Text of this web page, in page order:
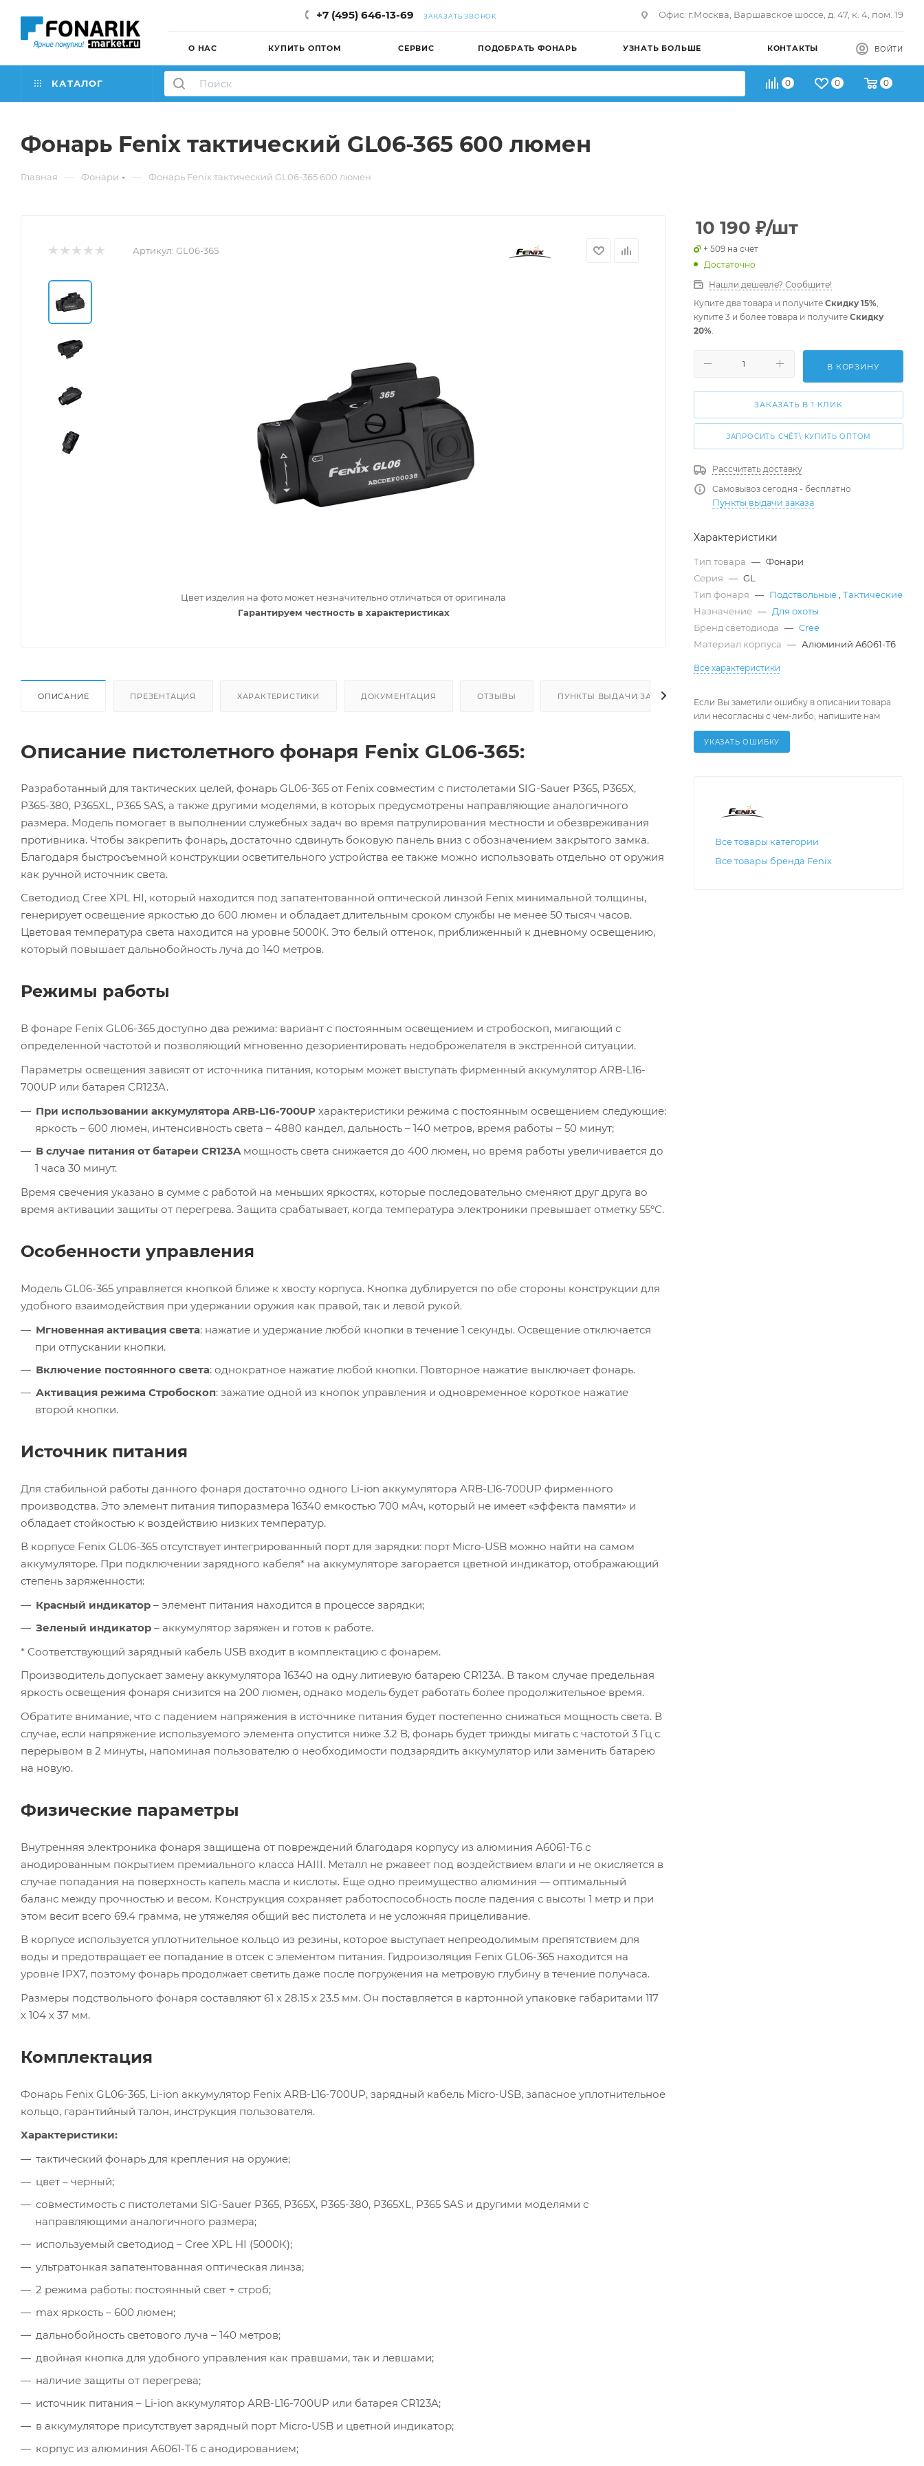
+7 (495) 646-13-69 ЗАКАЗАТЬ ЗВОНОК Офис: г.Москва, Варшавское шоссе, д. 47, к. 4, пом. 19
О НАС КУПИТЬ ОПТОМ СЕРВИС ПОДОБРАТЬ ФОНАРЬ УЗНАТЬ БОЛЬШЕ КОНТАКТЫ ВОЙТИ
КАТАЛОГ 0 0 0
Фонарь Fenix тактический GL06-365 600 люмен
Главная — Фонари — Фонарь Fenix тактический GL06-365 600 люмен
Артикул: GL06-365
Цвет изделия на фото может незначительно отличаться от оригинала
Гарантируем честность в характеристиках
ОПИСАНИЕ ПРЕЗЕНТАЦИЯ ХАРАКТЕРИСТИКИ ДОКУМЕНТАЦИЯ ОТЗЫВЫ ПУНКТЫ ВЫДАЧИ ЗАКАЗА
Описание пистолетного фонаря Fenix GL06-365:
Разработанный для тактических целей, фонарь GL06-365 от Fenix совместим с пистолетами SIG-Sauer P365, P365X,
P365-380, P365XL, P365 SAS, а также другими моделями, в которых предусмотрены направляющие аналогичного
размера. Модель помогает в выполнении служебных задач во время патрулирования местности и обезвреживания
противника. Чтобы закрепить фонарь, достаточно сдвинуть боковую панель вниз с обозначением закрытого замка.
Благодаря быстросъемной конструкции осветительного устройства ее также можно использовать отдельно от оружия
как ручной источник света.
Светодиод Cree XPL HI, который находится под запатентованной оптической линзой Fenix минимальной толщины,
генерирует освещение яркостью до 600 люмен и обладает длительным сроком службы не менее 50 тысяч часов.
Цветовая температура света находится на уровне 5000К. Это белый оттенок, приближенный к дневному освещению,
который повышает дальнобойность луча до 140 метров.
Режимы работы
В фонаре Fenix GL06-365 доступно два режима: вариант с постоянным освещением и стробоскоп, мигающий с
определенной частотой и позволяющий мгновенно дезориентировать недоброжелателя в экстренной ситуации.
Параметры освещения зависят от источника питания, которым может выступать фирменный аккумулятор ARB-L16-
700UP или батарея CR123A.
При использовании аккумулятора ARB-L16-700UP характеристики режима с постоянным освещением следующие:
яркость – 600 люмен, интенсивность света – 4880 кандел, дальность – 140 метров, время работы – 50 минут;
В случае питания от батареи CR123A мощность света снижается до 400 люмен, но время работы увеличивается до
1 часа 30 минут.
Время свечения указано в сумме с работой на меньших яркостях, которые последовательно сменяют друг друга во
время активации защиты от перегрева. Защита срабатывает, когда температура электроники превышает отметку 55°C.
Особенности управления
Модель GL06-365 управляется кнопкой ближе к хвосту корпуса. Кнопка дублируется по обе стороны конструкции для
удобного взаимодействия при удержании оружия как правой, так и левой рукой.
Мгновенная активация света: нажатие и удержание любой кнопки в течение 1 секунды. Освещение отключается
при отпускании кнопки.
Включение постоянного света: однократное нажатие любой кнопки. Повторное нажатие выключает фонарь.
Активация режима Стробоскоп: зажатие одной из кнопок управления и одновременное короткое нажатие
второй кнопки.
Источник питания
Для стабильной работы данного фонаря достаточно одного Li-ion аккумулятора ARB-L16-700UP фирменного
производства. Это элемент питания типоразмера 16340 емкостью 700 мАч, который не имеет «эффекта памяти» и
обладает стойкостью к воздействию низких температур.
В корпусе Fenix GL06-365 отсутствует интегрированный порт для зарядки: порт Micro-USB можно найти на самом
аккумуляторе. При подключении зарядного кабеля* на аккумуляторе загорается цветной индикатор, отображающий
степень заряженности:
Красный индикатор – элемент питания находится в процессе зарядки;
Зеленый индикатор – аккумулятор заряжен и готов к работе.
* Соответствующий зарядный кабель USB входит в комплектацию с фонарем.
Производитель допускает замену аккумулятора 16340 на одну литиевую батарею CR123A. В таком случае предельная
яркость освещения фонаря снизится на 200 люмен, однако модель будет работать более продолжительное время.
Обратите внимание, что с падением напряжения в источнике питания будет постепенно снижаться мощность света. В
случае, если напряжение используемого элемента опустится ниже 3.2 В, фонарь будет трижды мигать с частотой 3 Гц с
перерывом в 2 минуты, напоминая пользователю о необходимости подзарядить аккумулятор или заменить батарею
на новую.
Физические параметры
Внутренняя электроника фонаря защищена от повреждений благодаря корпусу из алюминия A6061-T6 с
анодированным покрытием премиального класса HAIII. Металл не ржавеет под воздействием влаги и не окисляется в
случае попадания на поверхность капель масла и кислоты. Еще одно преимущество алюминия — оптимальный
баланс между прочностью и весом. Конструкция сохраняет работоспособность после падения с высоты 1 метр и при
этом весит всего 69.4 грамма, не утяжеляя общий вес пистолета и не усложняя прицеливание.
В корпусе используется уплотнительное кольцо из резины, которое выступает непреодолимым препятствием для
воды и предотвращает ее попадание в отсек с элементом питания. Гидроизоляция Fenix GL06-365 находится на
уровне IPX7, поэтому фонарь продолжает светить даже после погружения на метровую глубину в течение получаса.
Размеры подствольного фонаря составляют 61 х 28.15 х 23.5 мм. Он поставляется в картонной упаковке габаритами 117
х 104 х 37 мм.
Комплектация
Фонарь Fenix GL06-365, Li-ion аккумулятор Fenix ARB-L16-700UP, зарядный кабель Micro-USB, запасное уплотнительное
кольцо, гарантийный талон, инструкция пользователя.
Характеристики:
тактический фонарь для крепления на оружие;
цвет – черный;
совместимость с пистолетами SIG-Sauer P365, P365X, P365-380, P365XL, P365 SAS и другими моделями с
направляющими аналогичного размера;
используемый светодиод – Cree XPL HI (5000К);
ультратонкая запатентованная оптическая линза;
2 режима работы: постоянный свет + строб;
max яркость – 600 люмен;
дальнобойность светового луча – 140 метров;
двойная кнопка для удобного управления как правшами, так и левшами;
наличие защиты от перегрева;
источник питания – Li-ion аккумулятор ARB-L16-700UP или батарея CR123A;
в аккумуляторе присутствует зарядный порт Micro-USB и цветной индикатор;
корпус из алюминия A6061-T6 с анодированием;
10 190 ₽/шт
+ 509 на счет
Достаточно
Нашли дешевле? Сообщите!
Купите два товара и получите Скидку 15%
купите 3 и более товара и получите Скидку
20%
В КОРЗИНУ
ЗАКАЗАТЬ В 1 КЛИК
ЗАПРОСИТЬ СЧЁТ\ КУПИТЬ ОПТОМ
Рассчитать доставку
Самовывоз сегодня - бесплатно
Пункты выдачи заказа
Характеристики
Тип товара — Фонари
Серия — GL
Тип фонаря — Подствольные Тактические
Назначение — Для охоты
Бренд светодиода — Cree
Материал корпуса — Алюминий A6061-T6
Все характеристики
Если Вы заметили ошибку в описании товара
или несогласны с чем-либо, напишите нам
УКАЗАТЬ ОШИБКУ
Все товары категории
Все товары бренда Fenix